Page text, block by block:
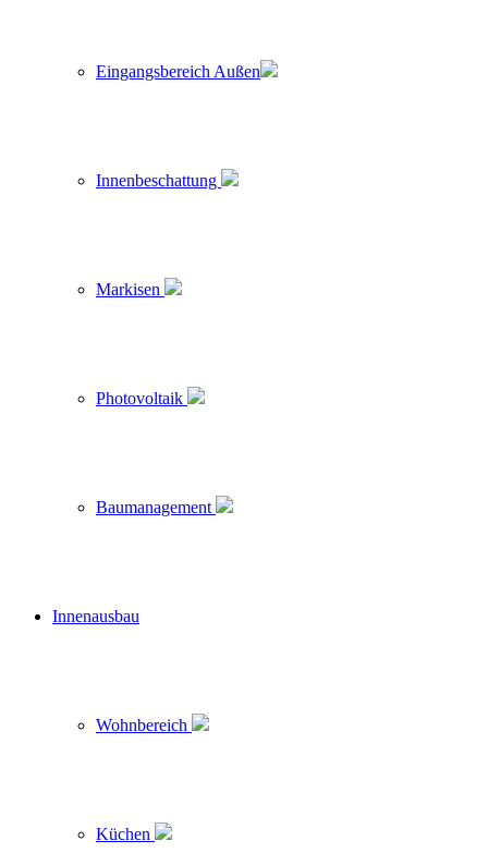
Eingangsbereich Außen
Innenbeschattung
Markisen
Photovoltaik
Baumanagement
Innenausbau
Wohnbereich
Küchen